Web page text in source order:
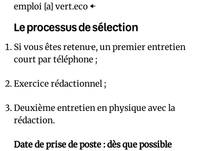
emploi [a] vert.eco ⬅️
Le processus de sélection
Si vous êtes retenu·e, un premier entretien
court par téléphone ;
Exercice rédactionnel ;
Deuxième entretien en physique avec la
rédaction.
Date de prise de poste : dès que possible